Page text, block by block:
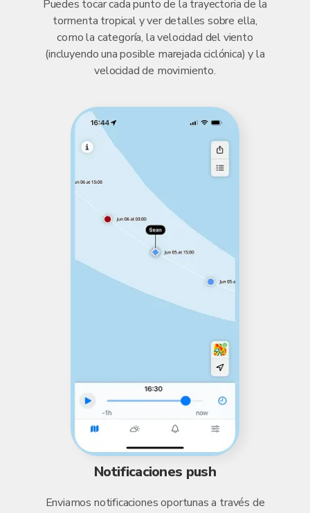
Puedes tocar cada punto de la trayectoria de la
tormenta tropical y ver detalles sobre ella,
como la categoría, la velocidad del viento
(incluyendo una posible marejada ciclónica) y la
velocidad de movimiento.
Notificaciones push
Enviamos notificaciones oportunas a través de